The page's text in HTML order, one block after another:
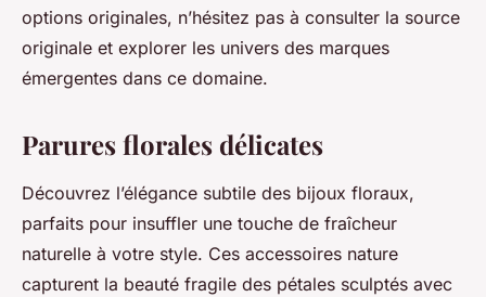
options originales, n’hésitez pas à consulter la source
originale et explorer les univers des marques
émergentes dans ce domaine.
Parures florales délicates
Découvrez l’élégance subtile des bijoux floraux,
parfaits pour insuffler une touche de fraîcheur
naturelle à votre style. Ces accessoires nature
capturent la beauté fragile des pétales sculptés avec